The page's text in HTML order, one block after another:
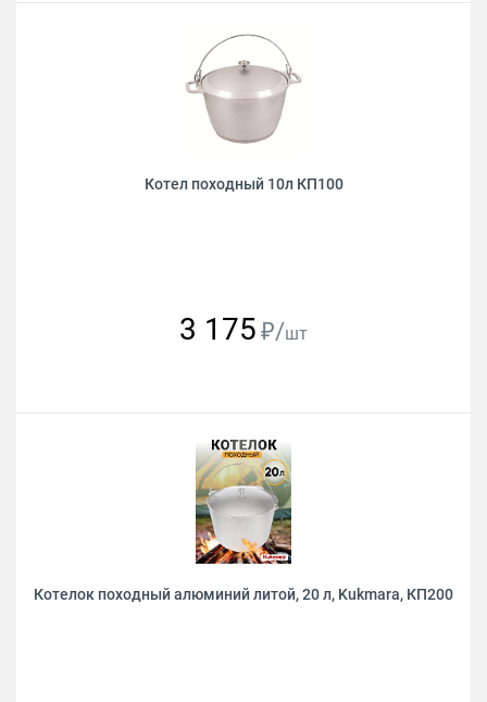
Котел походный 10л КП100
3 175 ₽/шт
Котелок походный алюминий литой, 20 л, Kukmara, КП200